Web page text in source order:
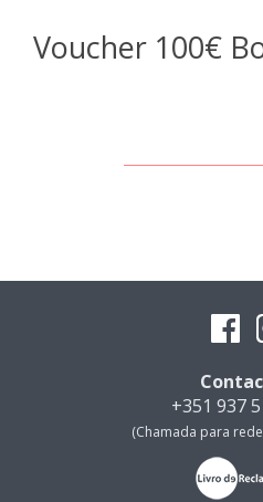
Voucher 100€
+351 937
(Chamada para